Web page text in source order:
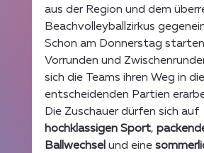
aus der Region und dem
Beachvolleyballzirkus
Schon am Donnerstag
Vorrunden und
sich die Teams ihren Weg in die
entscheidenden Partien
Die Zuschauer dürfen sich auf
hochklassigen Sport,
Ballwechsel und eine